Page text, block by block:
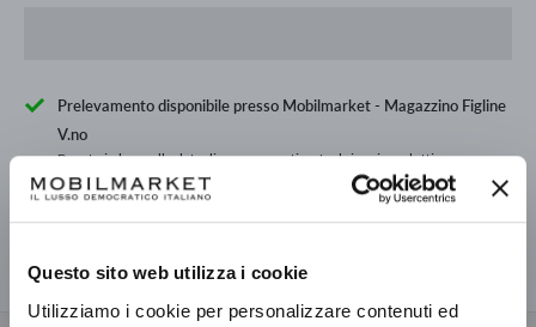
Questo sito web utilizza i cookie
Utilizziamo i cookie per personalizzare contenuti ed
Prelevamento disponibile presso Mobilmarket - Magazzino Figline
V.no
Pronto in base alla data di consegna stimata dei vari prodotti.
Informazioni sul negozio
Condividi questo prodotto